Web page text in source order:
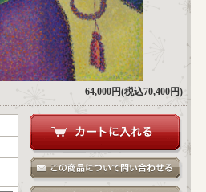
64,000円(税込70,400円)